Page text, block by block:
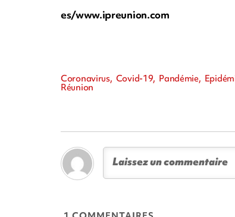
es/www.ipreunion.com
Coronavirus, Covid-19, Pandémie,
Réunion